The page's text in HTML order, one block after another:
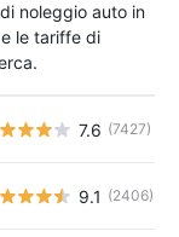
noleggio auto in
le tariffe di
7.6 (7427)
9.1 (2406)